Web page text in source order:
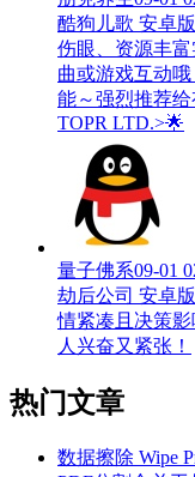
酷狗儿歌 安卓
伤眼、资源丰
曲或游戏互动
能～强烈推荐
TOPR LTD.>🌟
量子佛系09-01
劫后公司 安卓
情紧凑且决策
人兴奋又紧张！
热门文章
数据擦除 Wipe